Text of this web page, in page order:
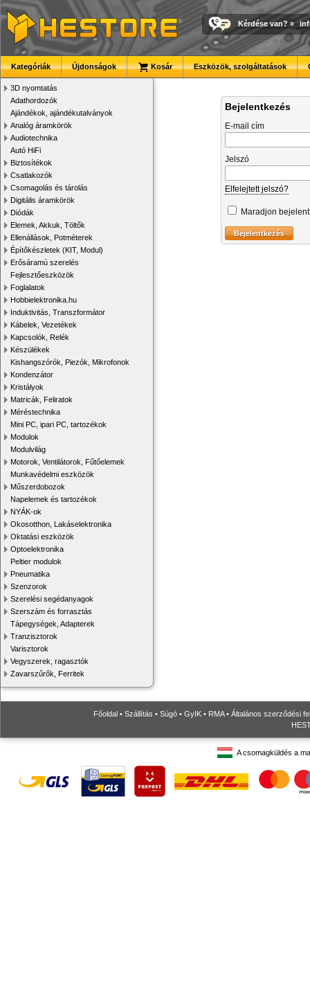
Kérdése van? »
Kategóriák Újdonságok Kosár Eszközök, szolgáltatások
3D nyomtatás
Adathordozók
Ajándékok, ajándékutalványok
Analóg áramkörök
Audiotechnika
Autó HiFi
Biztosítékok
Csatlakozók
Csomagolás és tárolás
Digitális áramkörök
Diódák
Elemek, Akkuk, Töltők
Ellenállások, Potméterek
Építőkészletek (KIT, Modul)
Erősáramú szerelés
Fejlesztőeszközök
Foglalatok
Hobbielektronika.hu
Induktivitás, Transzformátor
Kábelek, Vezetékek
Kapcsolók, Relék
Készülékek
Kishangszórók, Piezók, Mikrofonok
Kondenzátor
Kristályok
Matricák, Feliratok
Méréstechnika
Mini PC, ipari PC, tartozékok
Modulok
Modulvilág
Motorok, Ventilátorok, Fűtőelemek
Munkavédelmi eszközök
Műszerdobozok
Napelemek és tartozékok
NYÁK-ok
Okosotthon, Lakáselektronika
Oktatási eszközök
Optoelektronika
Peltier modulok
Pneumatika
Szenzorok
Szerelési segédanyagok
Szerszám és forrasztás
Tápegységek, Adapterek
Tranzisztorok
Varisztorok
Vegyszerek, ragasztók
Zavarszűrők, Ferritek
Bejelentkezés
E-mail cím
Jelszó
Elfelejtett jelszó?
Maradjon
Főoldal • Szállítás • Súgó • GyIK • RMA• Általános szerződési
A csomagküldés a